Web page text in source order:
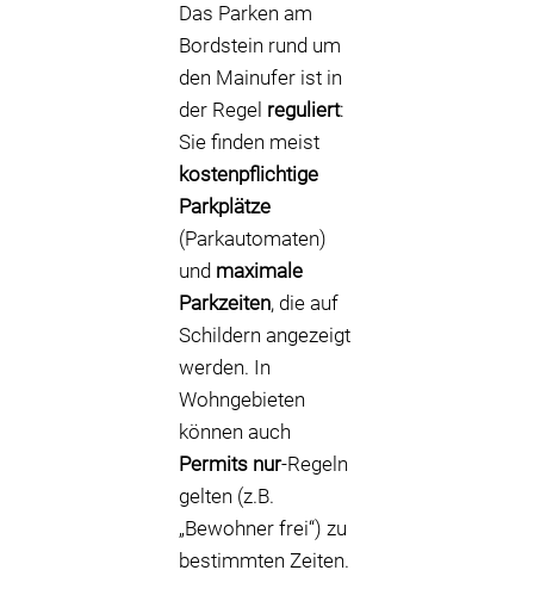
Das Parken am
Bordstein rund um
den Mainufer ist in
der Regel reguliert:
Sie finden meist
kostenpflichtige
Parkplätze
(Parkautomaten)
und maximale
Parkzeiten, die auf
Schildern angezeigt
werden. In
Wohngebieten
können auch
Permits nur-Regeln
gelten (z.B.
„Bewohner frei“) zu
bestimmten Zeiten.